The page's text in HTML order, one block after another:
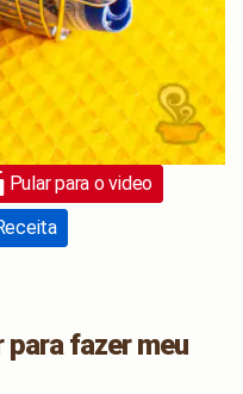
Pular para o video
para fazer meu